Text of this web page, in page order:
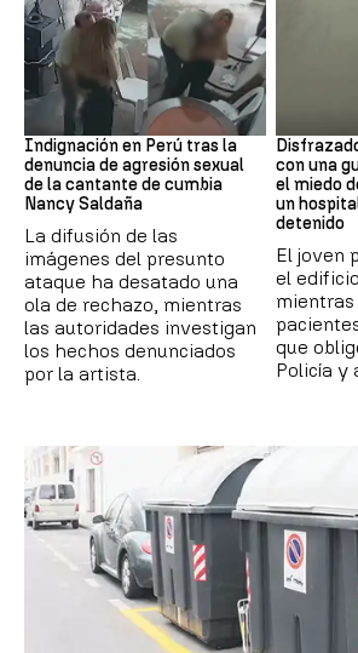
Indignación en Perú tras la
denuncia de agresión sexual
de la cantante de cumbia
Nancy Saldaña
La difusión de las
imágenes del presunto
ataque ha desatado una
ola de rechazo, mientras
las autoridades investigan
los hechos denunciados
por la artista.
con una
el miedo
un
detenido
El joven
el
mientras
que
Policía y